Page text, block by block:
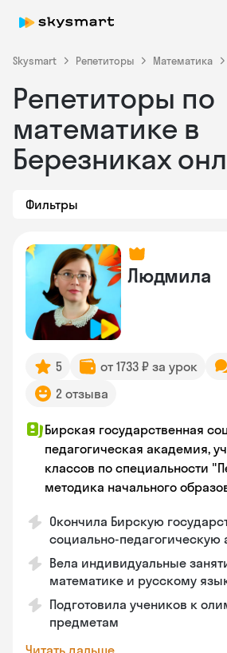
Skysmart Репетиторы Математика
Репетиторы по
математике в
Березниках
Фильтры
Людмила
5 от 1733 ₽ за урок
2 отзыва
Бирская государственная
педагогическая академия,
классов по специальности
методика начального
Окончила Бирскую
социально-
Вела индивидуальные
математике и русскому
Подготовила учеников к
предметам
Читать дальше
Skysmart Chat